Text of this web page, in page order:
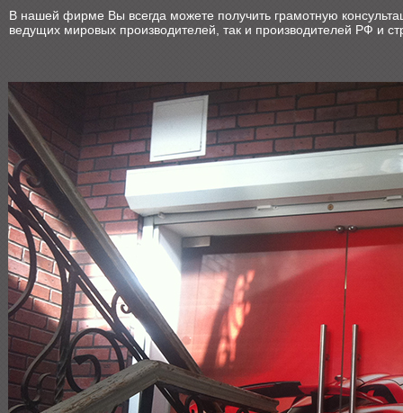
В нашей фирме Вы всегда можете получить грамотную
ведущих мировых производителей, так и производителей РФ и